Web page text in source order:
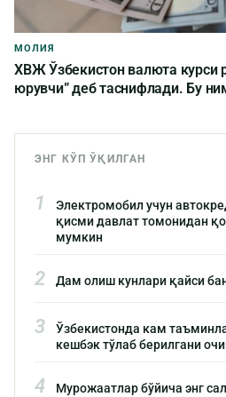
МОЛИЯ
ХВЖ Ўзбекистон валюта курси
юрувчи” деб таснифлади. Бу
ЭНГ КЎП ЎҚИЛГАН
1
Электромобил учун
қисми давлат томонидан
мумкин
2 Дам олиш кунлари қайси
3
Ўзбекистонда кам
кешбэк тўлаб берилгани
4 Мурожаатлар бўйича энг